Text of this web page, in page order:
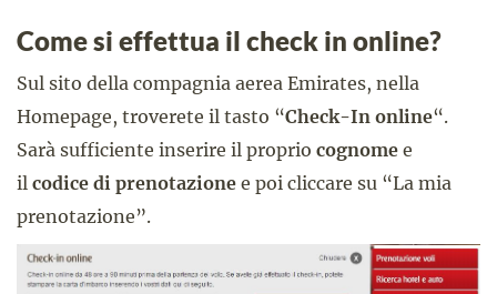
Come si effettua il check in online?
Sul sito della compagnia aerea Emirates, nella
Homepage, troverete il tasto “Check-In online“.
Sarà sufficiente inserire il proprio cognome e
il codice di prenotazione e poi cliccare su “La mia
prenotazione”.